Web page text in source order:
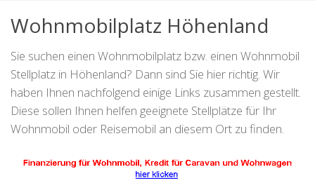
Wohnmobilplatz Höhenland
Sie suchen einen Wohnmobilplatz bzw. einen Wohnmobil
Stellplatz in Höhenland? Dann sind Sie hier richtig. Wir
haben Ihnen nachfolgend einige Links zusammen gestellt.
Diese sollen Ihnen helfen geeignete Stellplätze für Ihr
Wohnmobil oder Reisemobil an diesem Ort zu finden.